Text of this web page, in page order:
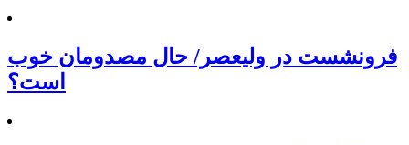
فرونشست در ولیعصر/ حال مصدومان خوب
است؟